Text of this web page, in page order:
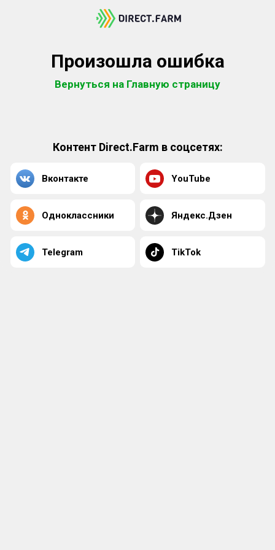
Произошла ошибка
Вернуться на Главную страницу
Контент Direct.Farm в соцсетях:
Вконтакте YouTube
Одноклассники Яндекс.Дзен
Telegram TikTok